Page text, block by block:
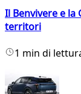
Il Benvivere e
territori
1 min di